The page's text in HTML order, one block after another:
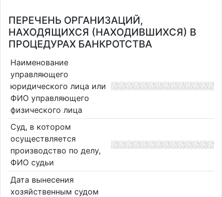
ПЕРЕЧЕНЬ ОРГАНИЗАЦИЙ,
НАХОДЯЩИХСЯ (НАХОДИВШИХСЯ) В
ПРОЦЕДУРАХ БАНКРОТСТВА
Наименование
управляющего
юридического лица или
ФИО управляющего
физического лица
Суд, в котором
осуществляется
производство по делу,
ФИО судьи
Дата вынесения
хозяйственным судом